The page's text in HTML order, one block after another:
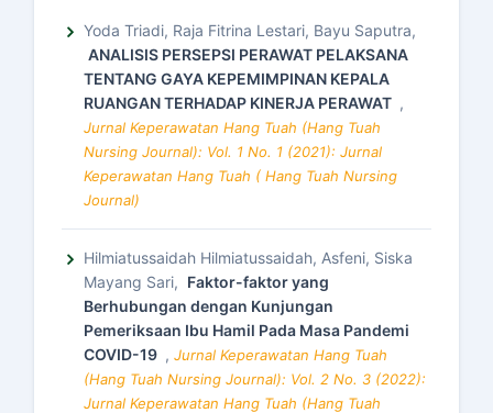
Yoda Triadi, Raja Fitrina Lestari, Bayu Saputra,
ANALISIS PERSEPSI PERAWAT PELAKSANA
TENTANG GAYA KEPEMIMPINAN KEPALA
RUANGAN TERHADAP KINERJA PERAWAT ,
Jurnal Keperawatan Hang Tuah (Hang Tuah
Nursing Journal): Vol. 1 No. 1 (2021): Jurnal
Keperawatan Hang Tuah ( Hang Tuah Nursing
Journal)
Hilmiatussaidah Hilmiatussaidah, Asfeni, Siska
Mayang Sari, Faktor-faktor yang
Berhubungan dengan Kunjungan
Pemeriksaan Ibu Hamil Pada Masa Pandemi
COVID-19 , Jurnal Keperawatan Hang Tuah
(Hang Tuah Nursing Journal): Vol. 2 No. 3 (2022):
Jurnal Keperawatan Hang Tuah (Hang Tuah